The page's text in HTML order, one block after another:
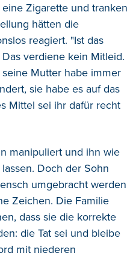
Zigarette und tranken
hätten die
reagiert. "Ist das
verdiene kein Mitleid.
Mutter habe immer
sie habe es auf das
Mittel sei ihr dafür recht
manipuliert und ihn wie
Doch der Sohn
umgebracht werden
Zeichen. Die Familie
dass sie die korrekte
die Tat sei und bleibe
mit niederen